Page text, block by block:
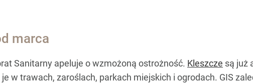
marca
Sanitarny apeluje o wzmożoną ostrożność. Kleszcze są już
w trawach, zaroślach, parkach miejskich i ogrodach. GIS